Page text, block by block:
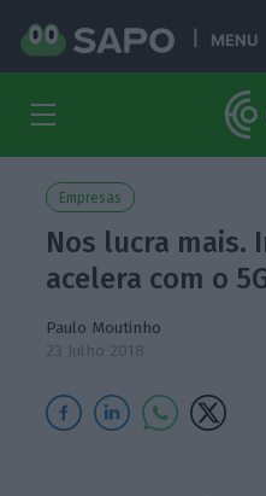
MENU
Empresas
Nos lucra mais.
acelera com o
Paulo Moutinho
23 Julho 2018